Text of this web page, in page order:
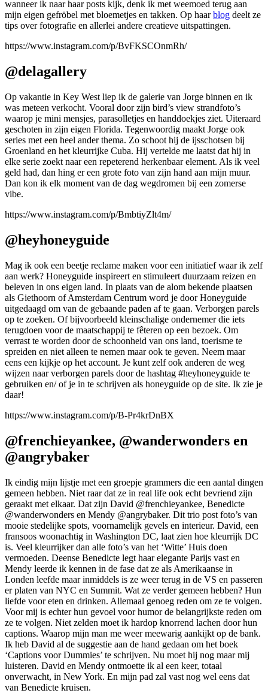
wanneer ik naar haar posts kijk, denk ik met weemoed terug aan
mijn eigen gefröbel met bloemetjes en takken. Op haarblog deelt ze
tips over fotografie en allerlei andere creatieve uitspattingen.
https://www.instagram.com/p/BvFKSCOnmRh/
@delagallery
Op vakantie in Key West liep ik de galerie van Jorge binnen en ik
was meteen verkocht. Vooral door zijn bird’s view strandfoto’s
waarop je mini mensjes, parasolletjes en handdoekjes ziet. Uiteraard
geschoten in zijn eigen Florida. Tegenwoordig maakt Jorge ook
series met een heel ander thema. Zo schoot hij de ijsschotsen bij
Groenland en het kleurrijke Cuba. Hij vertelde me laatst dat hij in
elke serie zoekt naar een repeterend herkenbaar element. Als ik veel
geld had, dan hing er een grote foto van zijn hand aan mijn muur.
Dan kon ik elk moment van de dag wegdromen bij een zomerse
vibe.
https://www.instagram.com/p/BmbtiyZlt4m/
@heyhoneyguide
Mag ik ook een beetje reclame maken voor een initiatief waar ik zelf
aan werk? Honeyguide inspireert en stimuleert duurzaam reizen en
beleven in ons eigen land. In plaats van de alom bekende plaatsen
als Giethoorn of Amsterdam Centrum word je door Honeyguide
uitgedaagd om van de gebaande paden af te gaan. Verborgen parels
op te zoeken. Of bijvoorbeeld kleinschalige ondernemer die iets
terugdoen voor de maatschappij te fêteren op een bezoek. Om
verrast te worden door de schoonheid van ons land, toerisme te
spreiden en niet alleen te nemen maar ook te geven. Neem maar
eens een kijkje op het account. Je kunt zelf ook anderen de weg
wijzen naar verborgen parels door de hashtag #heyhoneyguide te
gebruiken en/ of je in te schrijven als honeyguide op de site. Ik zie je
daar!
https://www.instagram.com/p/B-Pr4krDnBX
@frenchieyankee, @wanderwonders en
@angrybaker
Ik eindig mijn lijstje met een groepje grammers die een aantal dingen
gemeen hebben. Niet raar dat ze in real life ook echt bevriend zijn
geraakt met elkaar. Dat zijn David @frenchieyankee, Benedicte
@wanderwonders en Mendy @angrybaker. Dit trio post foto’s van
mooie stedelijke spots, voornamelijk gevels en interieur. David, een
fransoos woonachtig in Washington DC, laat zien hoe kleurrijk DC
is. Veel kleurrijker dan alle foto’s van het ‘Witte’ Huis doen
vermoeden. Deense Benedicte legt haar elegante Parijs vast en
Mendy leerde ik kennen in de fase dat ze als Amerikaanse in
Londen leefde maar inmiddels is ze weer terug in de VS en passeren
er platen van NYC en Summit. Wat ze verder gemeen hebben? Hun
liefde voor eten en drinken. Allemaal genoeg reden om ze te volgen.
Voor mij is echter hun gevoel voor humor de belangrijkste reden om
ze te volgen. Niet zelden moet ik hardop knorrend lachen door hun
captions. Waarop mijn man me weer meewarig aankijkt op de bank.
Ik heb David al de suggestie aan de hand gedaan om het boek
‘Captions voor Dummies’ te schrijven. Nu moet hij nog maar mij
luisteren. David en Mendy ontmoette ik al een keer, totaal
onverwacht, in New York. En mijn pad zal vast nog wel eens dat
van Benedicte kruisen.